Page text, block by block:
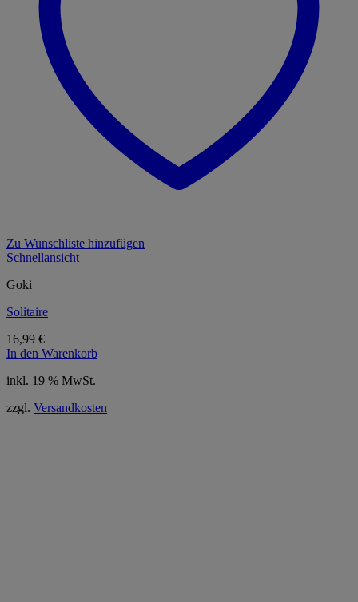
Zu Wunschliste hinzufügen
Schnellansicht
Goki
Solitaire
16,99 €
In den Warenkorb
inkl. 19 % MwSt.
zzgl. Versandkosten